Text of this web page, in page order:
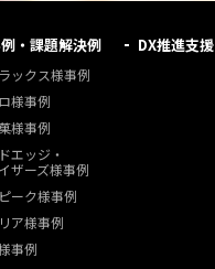
・課題解決例
ックス様事例
様事例
様事例
エッジ・
ザーズ様事例
ーク様事例
ア様事例
事例
DX推進支援